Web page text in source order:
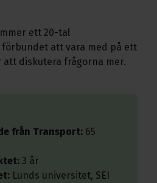
ett 20-tal
att vara med på ett
diskutera frågorna mer.
från Transport: 65
3 år
Lunds universitet, SEI